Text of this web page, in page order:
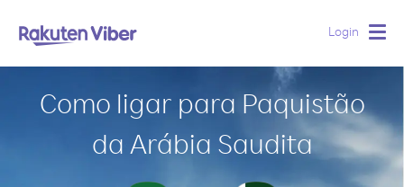
Login
Como ligar para Paquistão
da Arábia Saudita